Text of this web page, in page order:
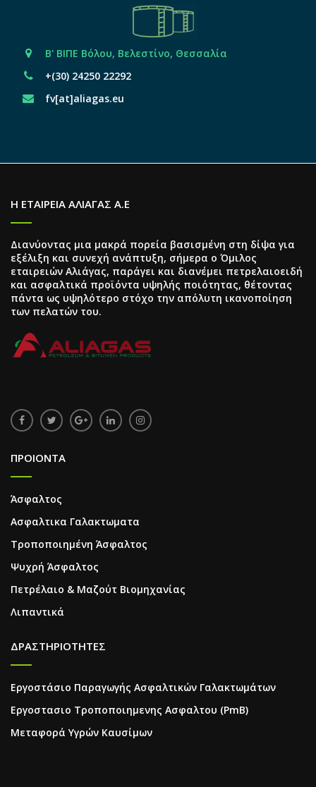
Β' ΒΙΠΕ Βόλου, Βελεστίνο, Θεσσαλία
+(30) 24250 22292
fv[at]aliagas.eu
Η ΕΤΑΙΡΕΙΑ ΑΛΙΑΓΑΣ Α.Ε
Διανύοντας μια μακρά πορεία βασισμένη στη δίψα για
εξέλιξη και συνεχή ανάπτυξη, σήμερα ο Όμιλος
εταιρειών Αλιάγας, παράγει και διανέμει πετρελαιοειδή
και ασφαλτικά προϊόντα υψηλής ποιότητας, θέτοντας
πάντα ως υψηλότερο στόχο την απόλυτη ικανοποίηση
των πελατών του.
ΠΡΟΙΟΝΤΑ
Άσφαλτος
Ασφαλτικα Γαλακτωματα
Τροποποιημένη Άσφαλτος
Ψυχρή Άσφαλτος
Πετρέλαιο & Μαζούτ Βιομηχανίας
Λιπαντικά
ΔΡΑΣΤΗΡΙΟΤΗΤΕΣ
Εργοστάσιο Παραγωγής Ασφαλτικών Γαλακτωμάτων
Εργοστασιο Τροποποιημενης Ασφαλτου (PmB)
Μεταφορά Υγρών Καυσίμων